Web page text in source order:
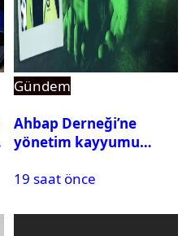
Gündem
Ahbap Derneği’ne
yönetim kayyumu
açıldı
19 saat önce